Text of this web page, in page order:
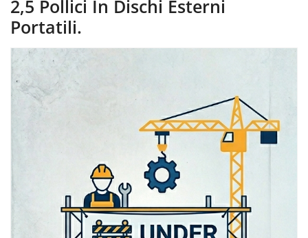
2,5 Pollici In Dischi Esterni
Portatili.